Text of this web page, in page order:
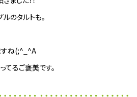
のタルトも。
すね(;^_^A
てるご褒美です。